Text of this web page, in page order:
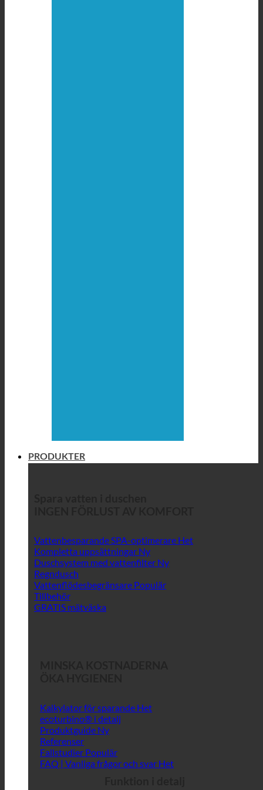
PRODUKTER
Vattenbesparande SPA-optimerare
Kompletta uppsättningar
Duschsystem med vattenfilter
Regndusch
Vattenflödesbegränsare
Tillbehör
GRATIS mätväska
Kalkylator för sparande
ecoturbino® i detalj
Produktguide
Referenser
Fallstudier
FAQ | Vanliga frågor och svar